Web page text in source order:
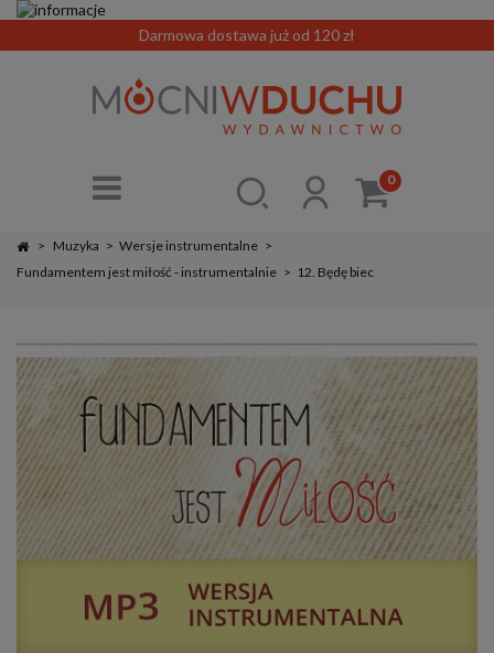
Darmowa dostawa już od 120 zł
0
> Muzyka > Wersje instrumentalne >
Fundamentem jest miłość - instrumentalnie > 12. Będę biec